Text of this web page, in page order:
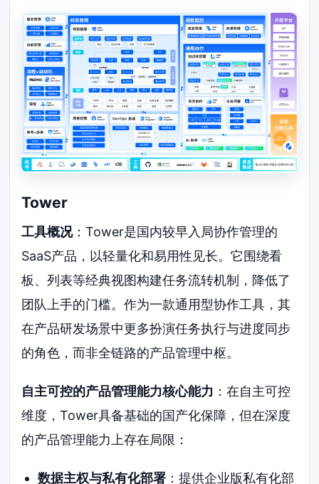
Tower
工具概况：Tower是国内较早入局协作管理的
SaaS产品，以轻量化和易用性见长。它围绕看
板、列表等经典视图构建任务流转机制，降低了
团队上手的门槛。作为一款通用型协作工具，其
在产品研发场景中更多扮演任务执行与进度同步
的角色，而非全链路的产品管理中枢。
自主可控的产品管理能力核心能力 ：在自主可控
维度，Tower具备基础的国产化保障，但在深度
的产品管理能力上存在局限：
数据主权与私有化部署：提供企业版私有化部